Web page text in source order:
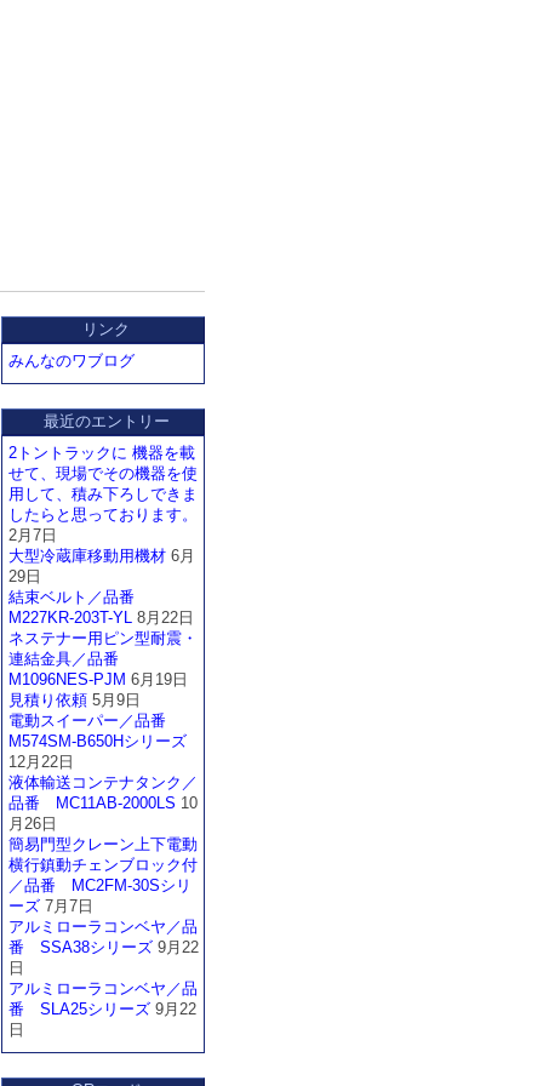
リンク
みんなのワブログ
最近のエントリー
2トントラックに 機器を載
せて、現場でその機器を使
用して、積み下ろしできま
したらと思っております。
2月7日
大型冷蔵庫移動用機材 6月
29日
結束ベルト／品番
M227KR-203T-YL 8月22日
ネステナー用ピン型耐震・
連結金具／品番
M1096NES-PJM 6月19日
見積り依頼 5月9日
電動スイーパー／品番
M574SM-B650Hシリーズ
12月22日
液体輸送コンテナタンク／
品番 MC11AB-2000LS 10
月26日
簡易門型クレーン上下電動
横行鎮動チェンブロック付
／品番 MC2FM-30Sシリ
ーズ 7月7日
アルミローラコンベヤ／品
番 SSA38シリーズ 9月22
日
アルミローラコンベヤ／品
番 SLA25シリーズ 9月22
日